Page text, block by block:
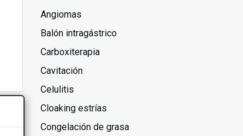
Angiomas
Balón intragástrico
Carboxiterapia
Cavitación
Celulitis
Cloaking estrías
Congelación de grasa